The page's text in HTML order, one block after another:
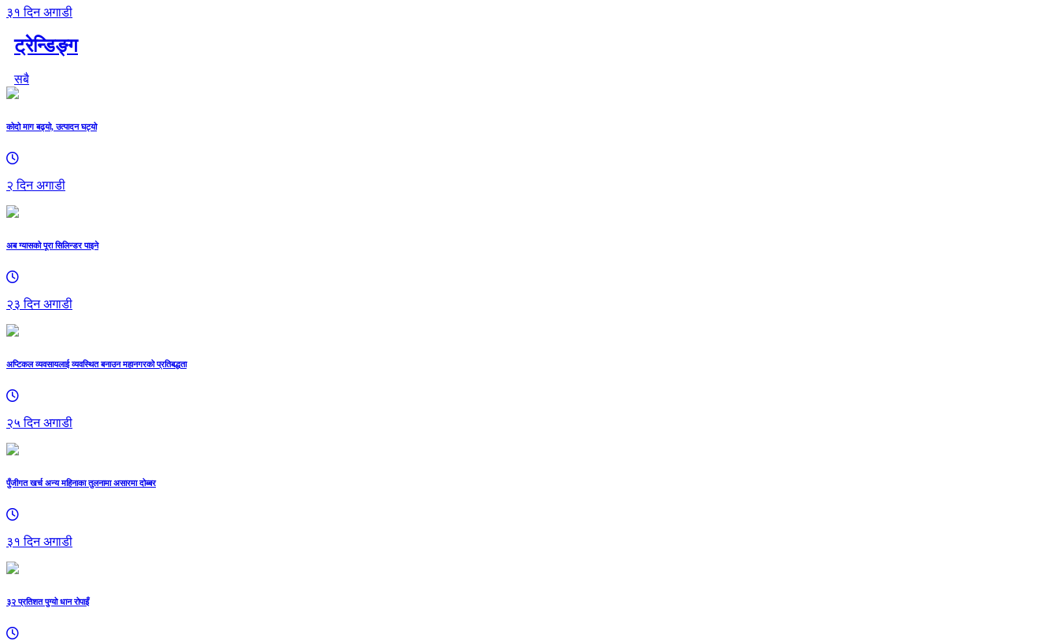
३१ दिन अगाडी
ट्रेन्डिङ्ग
सबै
कोदो माग बढ्यो, उत्पादन घट्यो
२ दिन अगाडी
अब ग्यासको पूरा सिलिन्डर पाइने
२३ दिन अगाडी
अप्टिकल व्यवसायलाई व्यवस्थित बनाउन महानगरको प्रतिबद्धता
२५ दिन अगाडी
पुँजीगत खर्च अन्य महिनाका तुलनामा असारमा दोब्बर
३१ दिन अगाडी
३२ प्रतिशत पुग्यो धान रोपाइँ